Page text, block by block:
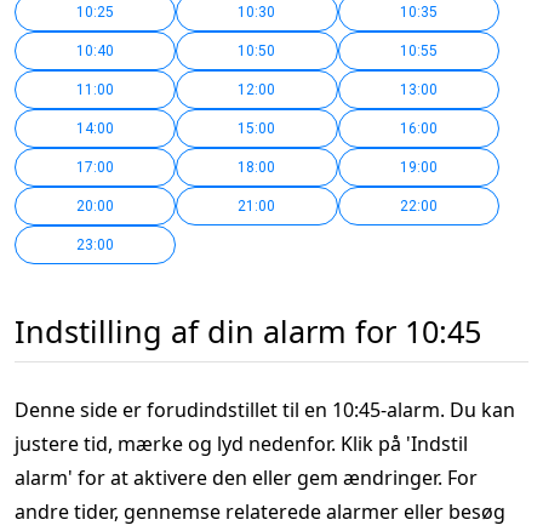
10:25 10:30 10:35
10:40 10:50 10:55
11:00 12:00 13:00
14:00 15:00 16:00
17:00 18:00 19:00
20:00 21:00 22:00
23:00
Indstilling af din alarm for 10:45
Denne side er forudindstillet til en 10:45-alarm. Du kan
justere tid, mærke og lyd nedenfor. Klik på 'Indstil
alarm' for at aktivere den eller gem ændringer. For
andre tider, gennemse relaterede alarmer eller besøg